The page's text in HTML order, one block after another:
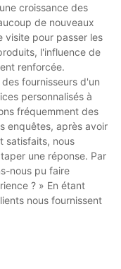
croissance des
de nouveaux
visite pour passer les
l'influence de
renforcée.
fournisseurs d'un
personnalisés à
fréquemment des
enquêtes, après avoir
satisfaits, nous
une réponse. Par
nous pu faire
? » En étant
nous fournissent